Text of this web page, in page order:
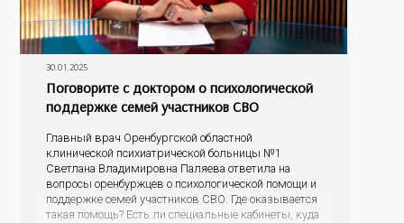
30.01.2025
Поговорите с доктором о психологической
поддержке семей участников СВО
Главный врач Оренбургской областной
клинической психиатрической больницы №1
Светлана Владимировна Паляева ответила на
вопросы оренбуржцев о психологической помощи и
поддержке семей участников СВО. Где оказывается
такая помощь? Есть ли специальные кабинеты, куда